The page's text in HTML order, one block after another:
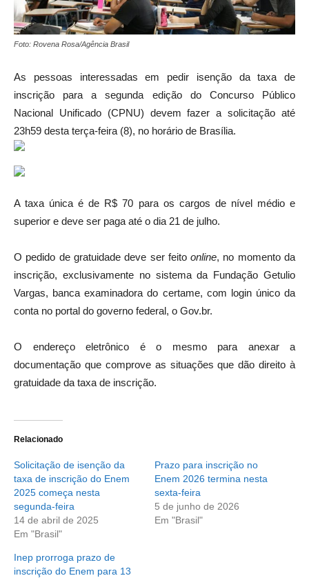
Foto: Rovena Rosa/Agência Brasil
As pessoas interessadas em pedir isenção da taxa de
inscrição para a segunda edição do Concurso Público
Nacional Unificado (CPNU) devem fazer a solicitação até
23h59 desta terça-feira (8), no horário de Brasília.
A taxa única é de R$ 70 para os cargos de nível médio e
superior e deve ser paga até o dia 21 de julho.
O pedido de gratuidade deve ser feitoonline, no momento da
inscrição, exclusivamente no sistema da Fundação Getulio
Vargas, banca examinadora do certame, com login único da
conta no portal do governo federal, o Gov.br.
O endereço eletrônico é o mesmo para anexar a
documentação que comprove as situações que dão direito à
gratuidade da taxa de inscrição.
Relacionado
Solicitação de isenção da
taxa de inscrição do Enem
2025 começa nesta
segunda-feira
14 de abril de 2025
Em "Brasil"
Prazo para inscrição no
Enem 2026 termina nesta
sexta-feira
5 de junho de 2026
Em "Brasil"
Inep prorroga prazo de
inscrição do Enem para 13